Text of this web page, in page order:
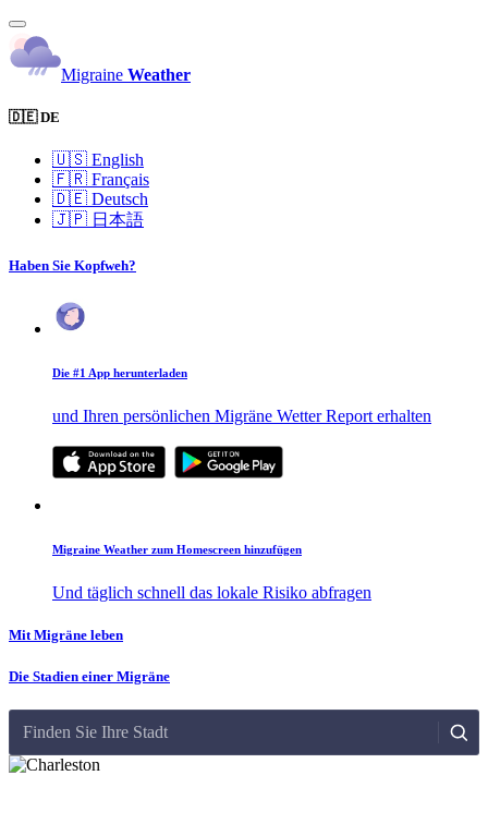
Migraine Weather
🇩🇪 DE
🇺🇸 English
🇫🇷 Français
🇩🇪 Deutsch
🇯🇵 日本語
Haben Sie Kopfweh?
Die #1 App herunterladen
und Ihren persönlichen Migräne Wetter Report erhalten
Migraine Weather zum Homescreen hinzufügen
Und täglich schnell das lokale Risiko abfragen
Mit Migräne leben
Die Stadien einer Migräne
Finden Sie Ihre Stadt